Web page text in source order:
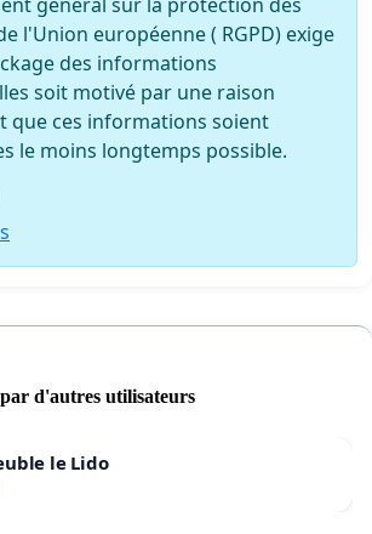
l'Union européenne ( RGPD) exige
des informations
soit motivé par une raison
que ces informations soient
le moins longtemps possible.
d'autres utilisateurs
le Lido